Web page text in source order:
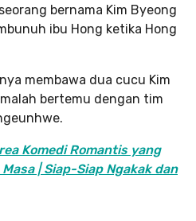
bernama Kim Byeong
ibu Hong ketika Hong
membawa dua cucu Kim
bertemu dengan tim
Komedi Romantis yang
| Siap-Siap Ngakak dan